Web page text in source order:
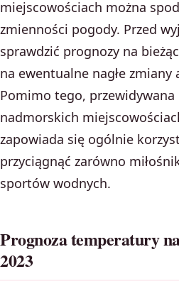
miejscowościach można
zmienności pogody. Przed
sprawdzić prognozy na
na ewentualne nagłe zmiany
Pomimo tego,
nadmorskich
zapowiada się ogólnie
przyciągnąć zarówno
sportów wodnych.
Prognoza temperatury
2023